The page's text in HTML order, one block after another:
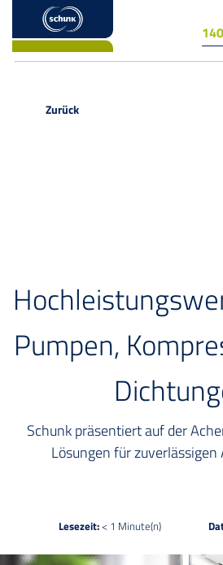
140
Zurück
Pumpen,
Schunk präsentiert auf der
Lösungen für
Lesezeit:< 1 Minute(n)